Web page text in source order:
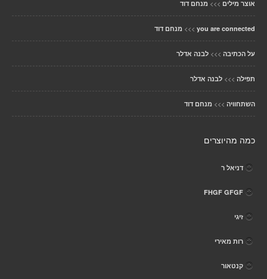
אוצר מילים >>> מנחם דוד
you are connected
>>> מנחם דוד
על הכתיבה >>> לבנה אדלר
תפילה >>> לבנה אדלר
השתחוויה >>> מנחם דוד
כמה מהיוצרים
דניאל ר
FHGF GFGF
זיגי
רות מאירי
קנטאור